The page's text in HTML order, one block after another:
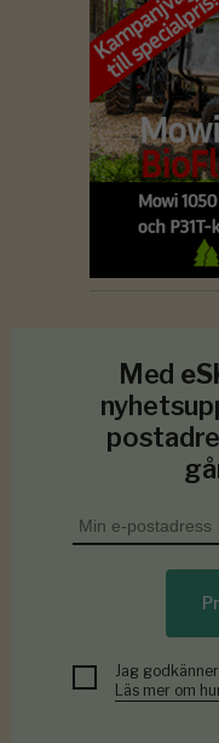
Med
Jag
Läs mer om